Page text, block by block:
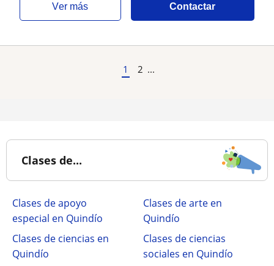
ver más Contactar
1 2 ...
Clases de...
Clases de apoyo
especial en Quindío
Clases de arte en
Quindío
Clases de ciencias en
Quindío
Clases de ciencias
sociales en Quindío